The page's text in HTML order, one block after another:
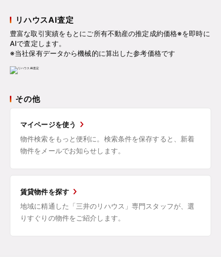
リハウスAI査定
豊富な取引実績をもとにご所有不動産の推定成約価格※を即時に
AIで査定します。
※当社保有データから機械的に算出した参考価格です
その他
マイページを使う
物件検索をもっと便利に。検索条件を保存すると、新着
物件をメールでお知らせします。
賃貸物件を探す
地域に精通した「三井のリハウス」専門スタッフが、選
りすぐりの物件をご紹介します。